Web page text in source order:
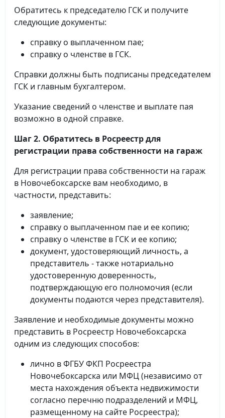
Обратитесь к председателю ГСК и получите
следующие документы:
справку о выплаченном пае;
справку о членстве в ГСК.
Справки должны быть подписаны председателем
ГСК и главным бухгалтером.
Указание сведений о членстве и выплате пая
возможно в одной справке.
Шаг 2. Обратитесь в Росреестр для
регистрации права собственности на гараж
Для регистрации права собственности на гараж
в Новочебоксарске вам необходимо, в
частности, представить:
заявление;
справку о выплаченном пае и ее копию;
справку о членстве в ГСК и ее копию;
документ, удостоверяющий личность, а
представитель - также нотариально
удостоверенную доверенность,
подтверждающую его полномочия (если
документы подаются через представителя).
Заявление и необходимые документы можно
представить в Росреестр Новочебоксарска
одним из следующих способов:
лично в ФГБУ ФКП Росреестра
Новочебоксарска или МФЦ (независимо от
места нахождения объекта недвижимости
согласно перечню подразделений и МФЦ,
размещенному на сайте Росреестра);